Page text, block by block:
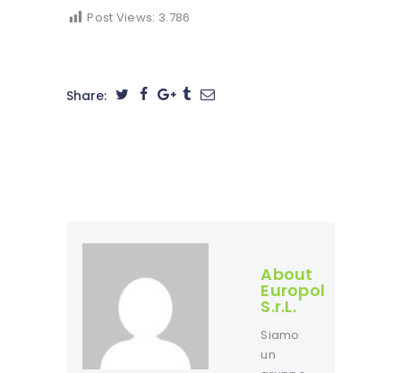
Post Views: 3.786
Share:
About
Europol
S.r.L.
Siamo
un